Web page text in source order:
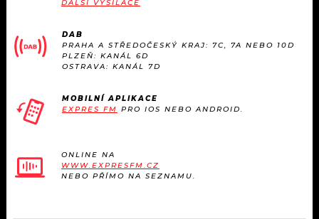
DALŠÍ VYSÍLAČE
DAB
PRAHA A STŘEDOČESKÝ KRAJ: 7C, 7A NEBO 10D
PLZEŇ: KANÁL 6D
OSTRAVA: KANÁL 7D
MOBILNÍ APLIKACE
EXPRES FM PRO IOS NEBO ANDROID.
ONLINE NA
WWW.EXPRESFM.CZ
NEBO PŘÍMO NA SEZNAMU.